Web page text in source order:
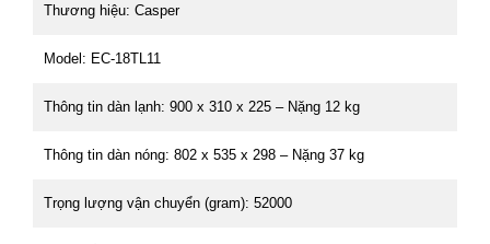
Thương hiệu: Casper
Model: EC-18TL11
Thông tin dàn lạnh: 900 x 310 x 225 – Nặng 12 kg
Thông tin dàn nóng: 802 x 535 x 298 – Nặng 37 kg
Trọng lượng vận chuyển (gram): 52000